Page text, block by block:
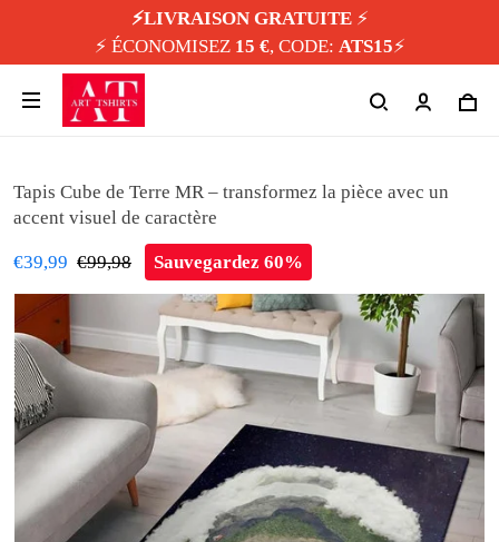
⚡️LIVRAISON GRATUITE⚡️
⚡️ ÉCONOMISEZ 15 €, CODE: ATS15⚡️
Tapis Cube de Terre MR – transformez la pièce avec un
accent visuel de caractère
€39,99 €99,98 Sauvegardez 60%